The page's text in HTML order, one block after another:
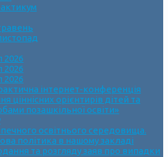
2026
2026
2026
інтернет-конференція
ціннісних орієнтирів дітей та
позашкільної освіти»
освітнього середовища.
політика в нашому закладі
та розгляду заяв про випадки